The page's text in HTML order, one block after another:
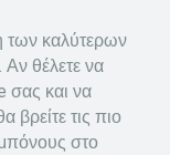
των καλύτερων
Αν θέλετε να
σας και να
βρείτε τις πιο
μπόνους στο